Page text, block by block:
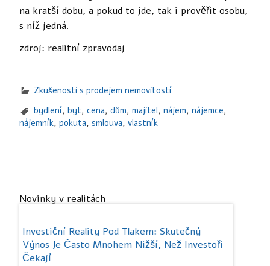
na kratší dobu, a pokud to jde, tak i prověřit osobu,
s níž jedná.
zdroj: realitní zpravodaj
Zkušenosti s prodejem nemovitostí
bydlení, byt, cena, dům, majitel, nájem, nájemce,
nájemník, pokuta, smlouva, vlastník
Novinky v realitách
Investiční Reality Pod Tlakem: Skutečný
Výnos Je Často Mnohem Nižší, Než Investoři
Čekají